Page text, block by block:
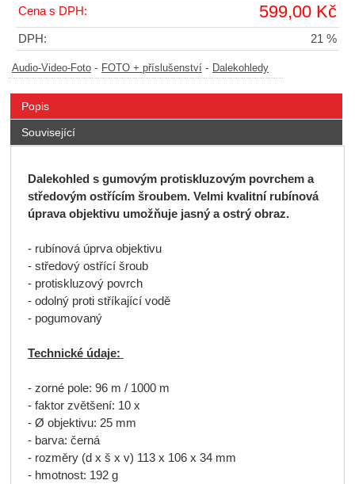
Cena s DPH: 599,00 Kč
DPH: 21 %
Audio-Video-Foto - FOTO + příslušenství - Dalekohledy
Popis
Související
Dalekohled s gumovým protiskluzovým povrchem a
středovým ostřícím šroubem. Velmi kvalitní rubínová
úprava objektivu umožňuje jasný a ostrý obraz.
- rubínová úprva objektivu
- středový ostřící šroub
- protiskluzový povrch
- odolný proti stříkající vodě
- pogumovaný
Technické údaje:
- zorné pole: 96 m / 1000 m
- faktor zvětšení: 10 x
- Ø objektivu: 25 mm
- barva: černá
- rozměry (d x š x v) 113 x 106 x 34 mm
- hmotnost: 192 g